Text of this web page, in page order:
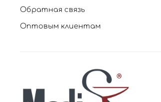
Обратная связь
Оптовым клиентам